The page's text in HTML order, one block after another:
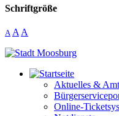
Schriftgröße
A A A
Aktuelles &
Online-